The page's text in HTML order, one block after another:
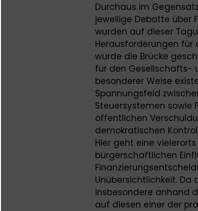
Durchaus im
jeweilige Debatte über
wurden auf dieser
Herausforderungen für
wurde die Brücke
für den Gesellschafts-
besonderer Weise
Spannungsfeld
Steuersystemen sowie
öffentlichen
demokratischen
Hier geht eine
bürgerschaftlichen
Unübersichtlichkeit. Da
insbesondere anhand
auf diesen einer der